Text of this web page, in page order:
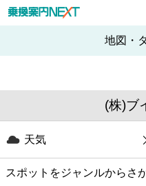
地図・
(株)ブ
天気
スポットをジャンルからさ